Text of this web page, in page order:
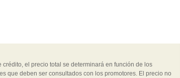
el precio total se determinará en función de los
que deben ser consultados con los promotores. El precio no